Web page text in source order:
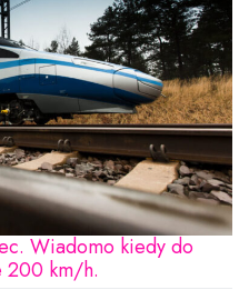
Wiadomo kiedy do
200 km/h.